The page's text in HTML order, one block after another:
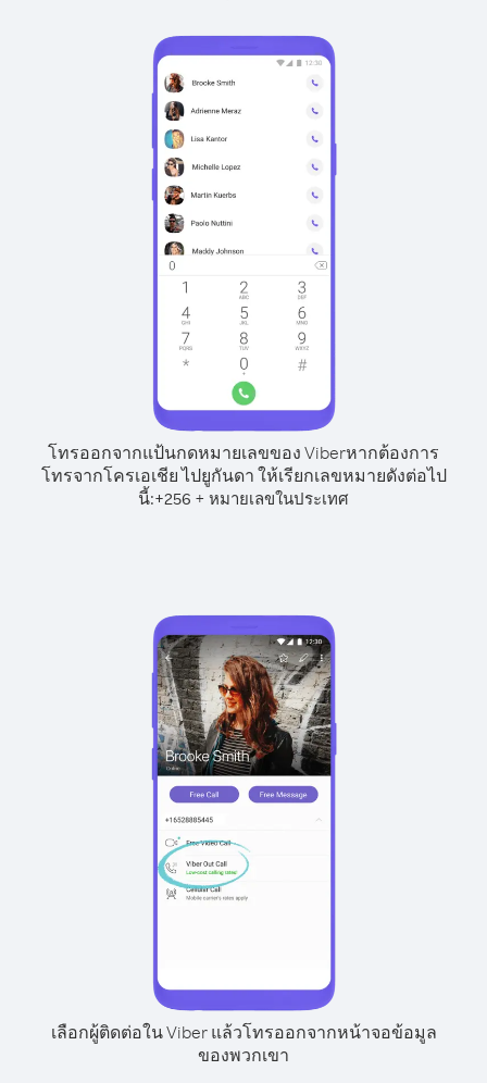
โทรออกจากแป้นกดหมายเลขของ Viberหากต้องการ
โทรจากโครเอเชีย ไปยูกันดา ให้เรียกเลขหมายดังต่อไป
นี้:+256 + หมายเลขในประเทศ
เลือกผู้ติดต่อใน Viber แล้วโทรออกจากหน้าจอข้อมูล
ของพวกเขา